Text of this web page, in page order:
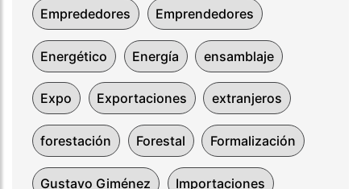
Emprededores Emprendedores
Energético Energía ensamblaje
Expo Exportaciones extranjeros
forestación Forestal Formalización
Gustavo Giménez Importaciones